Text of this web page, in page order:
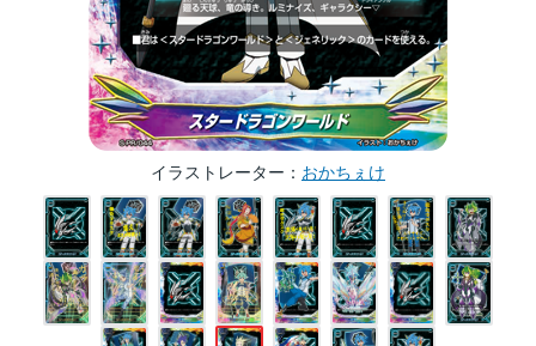
イラストレーター おかちぇけ